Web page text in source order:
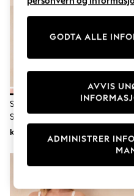
Swimwear
Shorts & Skirts
Jeans
Skirts
Sandals & Sliders
Rash Vests
Sun Safe Swimwear
Sun Hats & Caps
All Occasionwear
Wedding
Svart Og Taupe - Seraphine
Sømløse Søvn-BH-Er For
Mammaklær Og Amming 2 -
kr346
GODTA ALLE
ADMINISTRER
AVVIS